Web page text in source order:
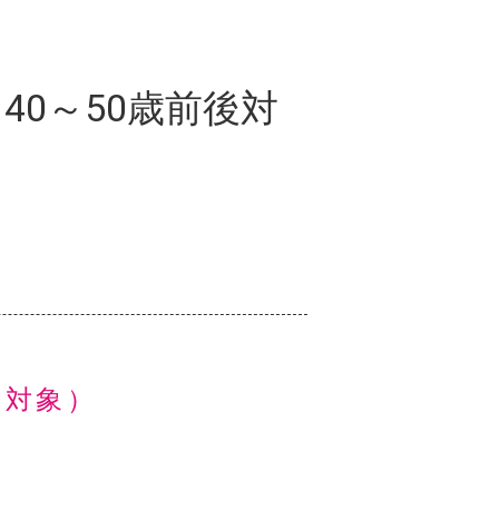
～50歳前後対
象）